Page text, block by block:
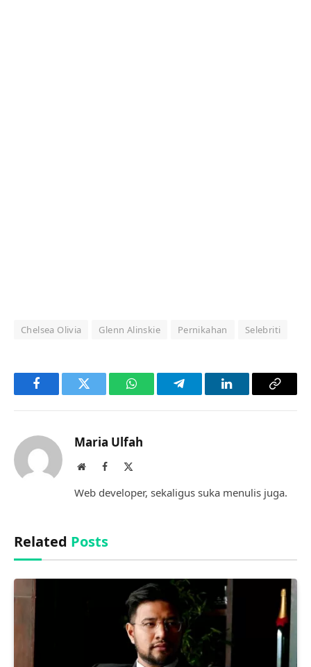
Chelsea Olivia Glenn Alinskie Pernikahan Selebriti
FacebookTwitter WhatsAppTelegramLinkedInCopy
Maria Ulfah
WebsiteFacebook
Web developer, sekaligus suka menulis juga.
Related Posts